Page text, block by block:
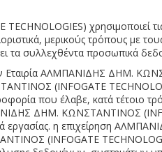
χρησιμοποιεί
μερικούς τρόπους
τα συλλεχθέντα προσωπικά
Εταιρία ΑΛΜΠΑΝΙΔΗΣ ΔΗΜ.
(INFOGATE
που έλαβε, κατά τέτοιο
ΔΗΜ. ΚΩΝΣΤΑΝΤΙΝΟΣ
εργασίας. η επιχείρηση
(INFOGATE